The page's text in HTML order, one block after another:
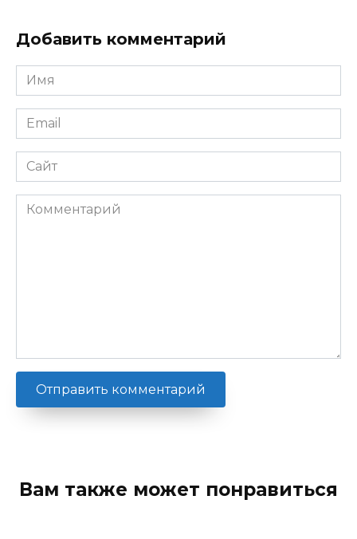
Добавить комментарий
Имя
*
Email
*
Сайт
Комментарий
Вам также может понравиться